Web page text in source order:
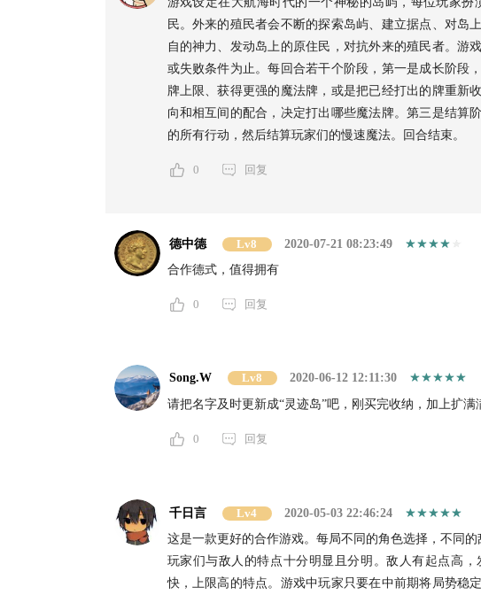
民。外来的殖民者会不断的探索岛屿、建立据点、对岛
自的神力、发动岛上的原住民，对抗外来的殖民者。游
或失败条件为止。每回合若干个阶段，第一是成长阶段
牌上限、获得更强的魔法牌，或是把已经打出的牌重新
向和相互间的配合，决定打出哪些魔法牌。第三是结算
的所有行动，然后结算玩家们的慢速魔法。回合结束。
0 回复
德中德 Lv8
2020-07-21 08:23:49
合作德式，值得拥有
0 回复
Song.W Lv8
2020-06-12 12:11:30
请把名字及时更新成“灵迹岛”吧，刚买完收纳，加上扩满
0 回复
千日言 Lv4
2020-05-03 22:46:24
这是一款更好的合作游戏。每局不同的角色选择，不同
玩家们与敌人的特点十分明显且分明。敌人有起点高
快，上限高的特点。游戏中玩家只要在中前期将局势稳